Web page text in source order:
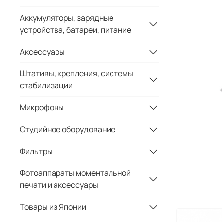
Аккумуляторы, зарядные
устройства, батареи, питание
Аксессуары
Штативы, крепления, системы
стабилизации
Микрофоны
Студийное оборудование
Фильтры
Фотоаппараты моментальной
печати и аксессуары
Товары из Японии